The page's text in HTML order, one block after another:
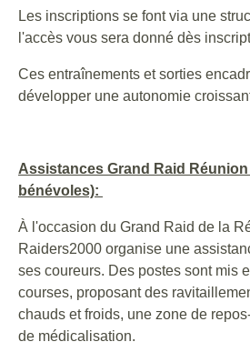
Les inscriptions se font via une
l'accès vous sera donné dès
Ces entraînements et sorties
développer une autonomie
Assistances Grand Raid
bénévoles):
À l'occasion du Grand Raid de la
Raiders2000 organise une
ses coureurs. Des postes sont mis
courses, proposant des
chauds et froids, une zone de
de médicalisation.